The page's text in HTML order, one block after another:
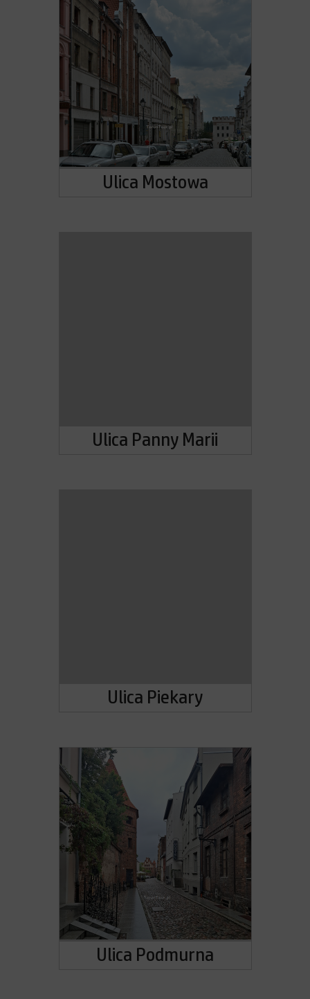
Ulica Mostowa
Ulica Panny Marii
Ulica Piekary
Ulica Podmurna